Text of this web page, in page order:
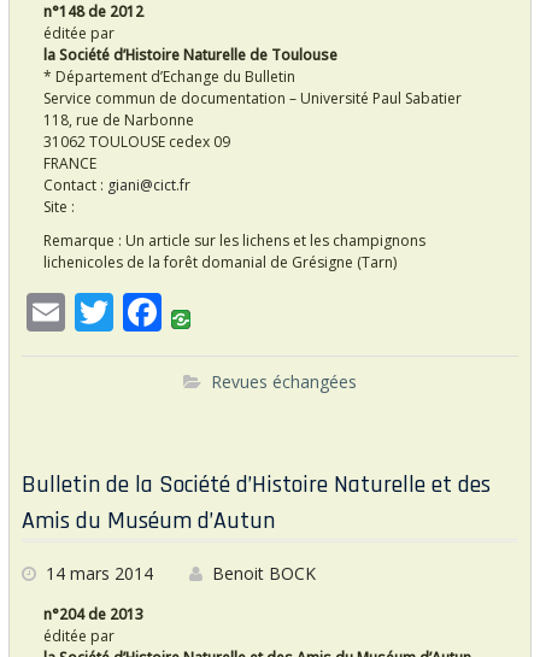
n°148 de 2012
éditée par
la Société d’Histoire Naturelle de Toulouse
* Département d’Echange du Bulletin
Service commun de documentation – Université Paul Sabatier
118, rue de Narbonne
31062 TOULOUSE cedex 09
FRANCE
Contact : giani@cict.fr
Site :
Remarque : Un article sur les lichens et les champignons
lichenicoles de la forêt domanial de Grésigne (Tarn)
E T F
o
o
k
Revues échangées
Bulletin de la Société d’Histoire Naturelle et des
Amis du Muséum d’Autun
14 mars 2014 Benoit BOCK
n°204 de 2013
éditée par